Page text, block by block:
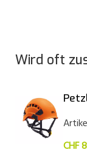
Wird oft
CHF